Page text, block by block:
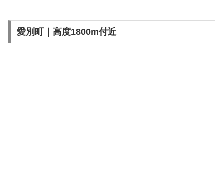
愛別町｜高度1800m付近